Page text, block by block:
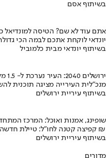
בשיתוף אסם
אתם עוד לא שם? הטיסה למונדיאל
יונדאי לוקחת אתכם לבמה הכי
בשיתוף יונדאי מבית כלמוביל
ירושלים 2040: העיר נערכת ל- 1.5 מליון תושבים
מנכ"לית העירייה מציגה תוכנית
בשיתוף עיריית ירושלים
שופינג, אמנות ואוכל: המרכז
קפיצה קטנה לחו"ל: טיילת חדשה, מיצגי אמנות, וכיכרות משופצות בהשקעה של 100 מיליון ₪
בשיתוף עיריית ירושלים
מדורים